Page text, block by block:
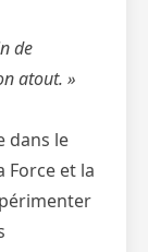
de
atout. »
dans le
Force et la